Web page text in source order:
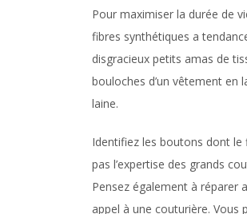
Pour maximiser la durée de
fibres synthétiques a
disgracieux petits amas de
bouloches d’un vêtement en
laine.
Identifiez les boutons dont le
pas l’expertise des grands
Pensez également à réparer
appel à une couturière. Vous